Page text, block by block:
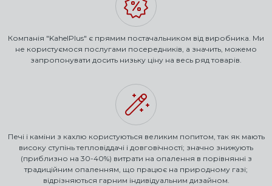
Компанія "KahelPlus" є прямим постачальником від виробника. Ми
не користуємося послугами посередників, а значить, можемо
запропонувати досить низьку ціну на весь ряд товарів.
Печі і каміни з кахлю користуються великим попитом, так як мають
високу ступінь тепловіддачі і довговічності; значно знижують
(приблизно на 30-40%) витрати на опалення в порівнянні з
традиційним опаленням, що працює на природному газі;
відрізняються гарним індивідуальним дизайном.